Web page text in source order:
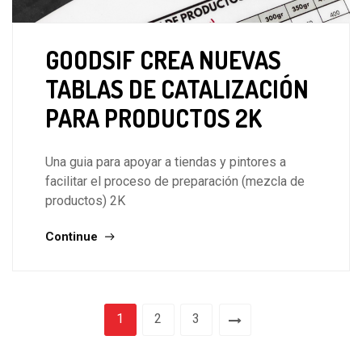
GOODSIF CREA NUEVAS
TABLAS DE CATALIZACIÓN
PARA PRODUCTOS 2K
Una guia para apoyar a tiendas y pintores a
facilitar el proceso de preparación (mezcla de
productos) 2K
Continue
1 2 3